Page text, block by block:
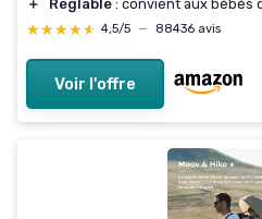
＋
Réglable : convient aux bébés
★★★★★
★★★★★ 4,5/5 — 88436 avis
Voir l'offre